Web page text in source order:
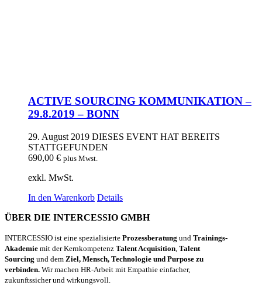
ACTIVE SOURCING KOMMUNIKATION –
29.8.2019 – BONN
29. August 2019 DIESES EVENT HAT BEREITS
STATTGEFUNDEN
690,00 € plus Mwst.
exkl. MwSt.
In den Warenkorb Details
ÜBER DIE INTERCESSIO GMBH
INTERCESSIO ist eine spezialisierte Prozessberatung und Trainings-
Akademie mit der Kernkompetenz Talent Acquisition, Talent
Sourcing und dem Ziel, Mensch, Technologie und Purpose zu
verbinden. Wir machen HR-Arbeit mit Empathie einfacher,
zukunftssicher und wirkungsvoll.